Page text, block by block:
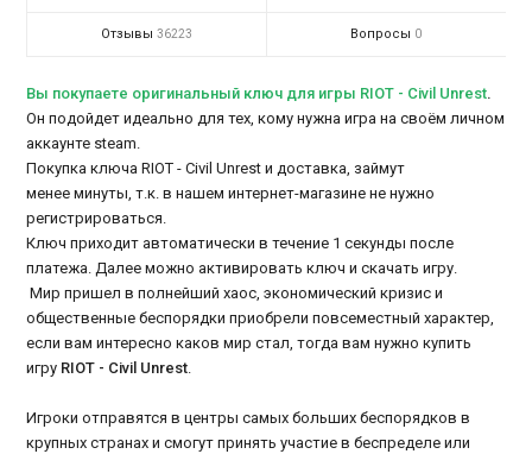
Отзывы 36223 Вопросы 0
Вы покупаете оригинальный ключ для игры RIOT - Civil Unrest.
Он подойдет идеально для тех, кому нужна игра на своём личном
аккаунте steam.
Покупка ключа RIOT - Civil Unrest и доставка, займут
менее минуты, т.к. в нашем интернет-магазине не нужно
регистрироваться.
Ключ приходит автоматически в течение 1 секунды после
платежа. Далее можно активировать ключ и скачать игру.
Мир пришел в полнейший хаос, экономический кризис и
общественные беспорядки приобрели повсеместный характер,
если вам интересно каков мир стал, тогда вам нужно купить
игру RIOT - Civil Unrest.
Игроки отправятся в центры самых больших беспорядков в
крупных странах и смогут принять участие в беспределе или